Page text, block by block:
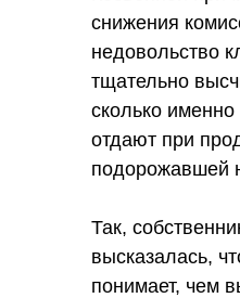
снижения
недовольство
тщательно
сколько
отдают при
подорожавшей
Так,
высказалась,
понимает, чем